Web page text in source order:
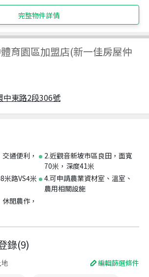
完整物件詳情
育園區加盟店(新一佳房屋仲
中東路2段306號
通便利，
2.近觀音新坡市區良田，面寬
70米，深度41米
米路VS4米
4.可申請農業資材室、溫室、
農用相關設施
閒農作，
錄(9)
編輯篩選條件